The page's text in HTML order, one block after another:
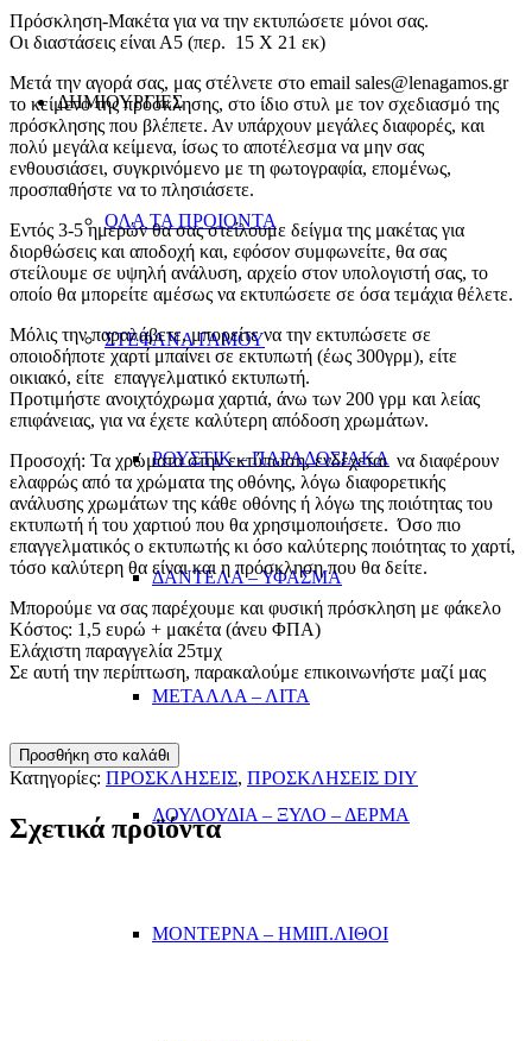
ΔΗΜΙΟΥΡΓΙΕΣ
ΟΛΑ ΤΑ ΠΡΟΙΟΝΤΑ
ΣΤΕΦΑΝΑ ΓΑΜΟΥ
ΡΟΥΣΤΙΚ – ΠΑΡΑΔΟΣΙΑΚΑ
ΔΑΝΤΕΛΑ – ΥΦΑΣΜΑ
ΜΕΤΑΛΛΑ – ΛΙΤΑ
ΛΟΥΛΟΥΔΙΑ – ΞΥΛΟ – ΔΕΡΜΑ
ΜΟΝΤΕΡΝΑ – ΗΜΙΠ.ΛΙΘΟΙ
Πρόσκληση-Μακέτα για να την εκτυπώσετε μόνοι σας.
Οι διαστάσεις είναι Α5 (περ. 15 Χ 21 εκ)
Μετά την αγορά σας, μας στέλνετε στο email sales@lenagamos.gr
το κείμενο της πρόσκλησης, στο ίδιο στυλ με τον σχεδιασμό της
πρόσκλησης που βλέπετε. Αν υπάρχουν μεγάλες διαφορές, και
πολύ μεγάλα κείμενα, ίσως το αποτέλεσμα να μην σας
ενθουσιάσει, συγκρινόμενο με τη φωτογραφία, επομένως,
προσπαθήστε να το πλησιάσετε.
Εντός 3-5 ημερών θα σας στείλουμε δείγμα της μακέτας για
διορθώσεις και αποδοχή και, εφόσον συμφωνείτε, θα σας
στείλουμε σε υψηλή ανάλυση, αρχείο στον υπολογιστή σας, το
οποίο θα μπορείτε αμέσως να εκτυπώσετε σε όσα τεμάχια θέλετε.
Μόλις την παραλάβετε, μπορείτε να την εκτυπώσετε σε
οποιοδήποτε χαρτί μπαίνει σε εκτυπωτή (έως 300γρμ), είτε
οικιακό, είτε επαγγελματικό εκτυπωτή.
Προτιμήστε ανοιχτόχρωμα χαρτιά, άνω των 200 γρμ και λείας
επιφάνειας, για να έχετε καλύτερη απόδοση χρωμάτων.
Προσοχή: Τα χρώματα στην εκτύπωση, ενδέχεται να διαφέρουν
ελαφρώς από τα χρώματα της οθόνης, λόγω διαφορετικής
ανάλυσης χρωμάτων της κάθε οθόνης ή λόγω της ποιότητας του
εκτυπωτή ή του χαρτιού που θα χρησιμοποιήσετε. Όσο πιο
επαγγελματικός ο εκτυπωτής κι όσο καλύτερης ποιότητας το χαρτί,
τόσο καλύτερη θα είναι και η πρόσκληση που θα δείτε.
Μπορούμε να σας παρέχουμε και φυσική πρόσκληση με φάκελο
Κόστος: 1,5 ευρώ + μακέτα (άνευ ΦΠΑ)
Ελάχιστη παραγγελία 25τμχ
Σε αυτή την περίπτωση, παρακαλούμε επικοινωνήστε μαζί μας
ΠΡΟΣΚΛΗΣΗ
ZOZET
ποσότητα
Προσθήκη στο καλάθι
Κατηγορίες: ΠΡΟΣΚΛΗΣΕΙΣ, ΠΡΟΣΚΛΗΣΕΙΣ DIY
Σχετικά προϊόντα